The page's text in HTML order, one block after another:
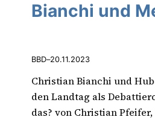
Bianchi und
BBD–20.11.2023
Christian Bianchi und
den Landtag als
das? von Christian